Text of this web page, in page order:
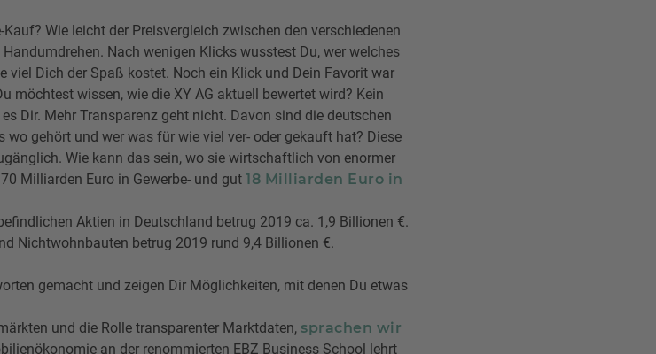
Wie leicht der Preisvergleich zwischen den verschiedenen
Nach wenigen Klicks wusstest Du, wer welches
viel Dich der Spaß kostet. Noch ein Klick und Dein Favorit war
möchtest wissen, wie die XY AG aktuell bewertet wird? Kein
Dir. Mehr Transparenz geht nicht. Davon sind die deutschen
gehört und wer was für wie viel ver- oder gekauft hat? Diese
Wie kann das sein, wo sie wirtschaftlich von enormer
Milliarden Euro in Gewerbe- und gut 18 Milliarden Euro in
Aktien in Deutschland betrug 2019 ca. 1,9 Billionen €.
Nichtwohnbauten betrug 2019 rund 9,4 Billionen €.
gemacht und zeigen Dir Möglichkeiten, mit denen Du etwas
und die Rolle transparenter Marktdaten, sprachen wir
an der renommierten EBZ Business School lehrt